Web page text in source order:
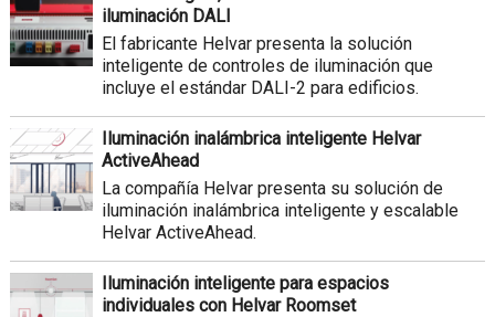
iluminación DALI
El fabricante Helvar presenta la solución
inteligente de controles de iluminación que
incluye el estándar DALI-2 para edificios.
Iluminación inalámbrica inteligente Helvar
ActiveAhead
La compañía Helvar presenta su solución de
iluminación inalámbrica inteligente y escalable
Helvar ActiveAhead.
Iluminación inteligente para espacios
individuales con Helvar Roomset